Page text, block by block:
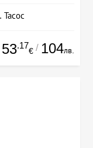
53.17
€ / 104лв.